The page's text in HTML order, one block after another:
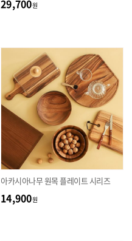
29,700원
아카시아나무 원목 플레이트 시리즈
14,900원